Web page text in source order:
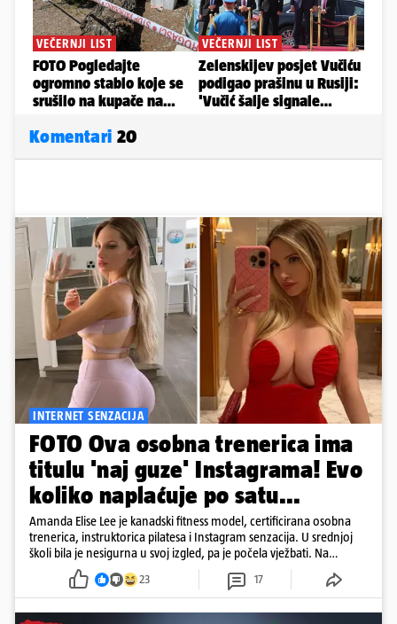
Komentari 20
INTERNET SENZACIJA
FOTO Ova osobna trenerica ima
titulu 'naj guze' Instagrama! Evo
koliko naplaćuje po satu...
Amanda Elise Lee je kanadski fitness model, certificirana osobna
trenerica, instruktorica pilatesa i Instagram senzacija. U srednjoj
školi bila je nesigurna u svoj izgled, pa je počela vježbati. Na
Instagramu je prati više od deset milijuna ljudi, a posebno je
poznata po vježbama za oblikovanje stražnjice. Njezinu 'pozadinu'
razni su mediji znali proglašavati i najboljom na Instagramu...
23 17